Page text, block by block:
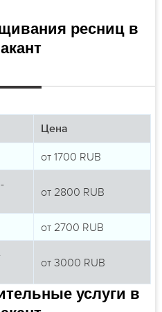
ресниц в
Цена
от 1700 RUB
от 2800 RUB
от 2700 RUB
от 3000 RUB
услуги в